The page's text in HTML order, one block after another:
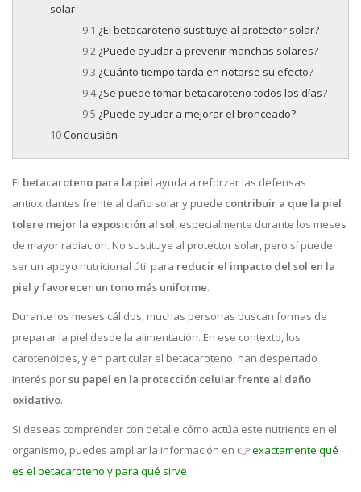
solar
¿El betacaroteno sustituye al protector solar?
¿Puede ayudar a prevenir manchas solares?
¿Cuánto tiempo tarda en notarse su efecto?
¿Se puede tomar betacaroteno todos los días?
¿Puede ayudar a mejorar el bronceado?
Conclusión
El betacaroteno para la piel ayuda a reforzar las defensas
antioxidantes frente al daño solar y puede contribuir a que la piel
tolere mejor la exposición al sol, especialmente durante los meses
de mayor radiación. No sustituye al protector solar, pero sí puede
ser un apoyo nutricional útil para reducir el impacto del sol en la
piel y favorecer un tono más uniforme.
Durante los meses cálidos, muchas personas buscan formas de
preparar la piel desde la alimentación. En ese contexto, los
carotenoides, y en particular el betacaroteno, han despertado
interés porsu papel en la protección celular frente al daño
oxidativo.
Si deseas comprender con detalle cómo actúa este nutriente en el
organismo, puedes ampliar la información en 👉exactamente qué
es el betacaroteno y para qué sirve